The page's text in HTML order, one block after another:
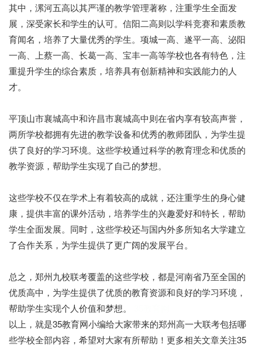
其中，漯河五高以其严谨的教学管理著称，注重学生全面发
展，深受家长和学生的认可。信阳二高则以学科竞赛和素质教
育闻名，培养了大量优秀的学生。项城一高、遂平一高、泌阳
一高、上蔡一高、长葛一高、宝丰一高等学校也各有特色，注
重提升学生的综合素质，培养具有创新精神和实践能力的人
才。
平顶山市襄城高中和许昌市襄城高中则在省内享有较高声誉，
两所学校都拥有先进的教学设备和优秀的教师团队，为学生提
供了良好的学习环境。这些学校通过科学的教育理念和优质的
教学资源，帮助学生实现了自己的梦想。
这些学校不仅在学术上有着较高的成就，还注重学生的身心健
康，提供丰富的课外活动，培养学生的兴趣爱好和特长，帮助
学生全面发展。同时，这些学校还与国内外多所知名大学建立
了合作关系，为学生提供了更广阔的发展平台。
总之，郑州九校联考覆盖的这些学校，都是河南省乃至全国的
优质高中，为学生提供了优质的教育资源和良好的学习环境，
帮助学生实现个人价值和梦想。
以上，就是35教育网小编给大家带来的郑州高一大联考包括哪
些学校全部内容，希望对大家有所帮助！更多相关文章关注35